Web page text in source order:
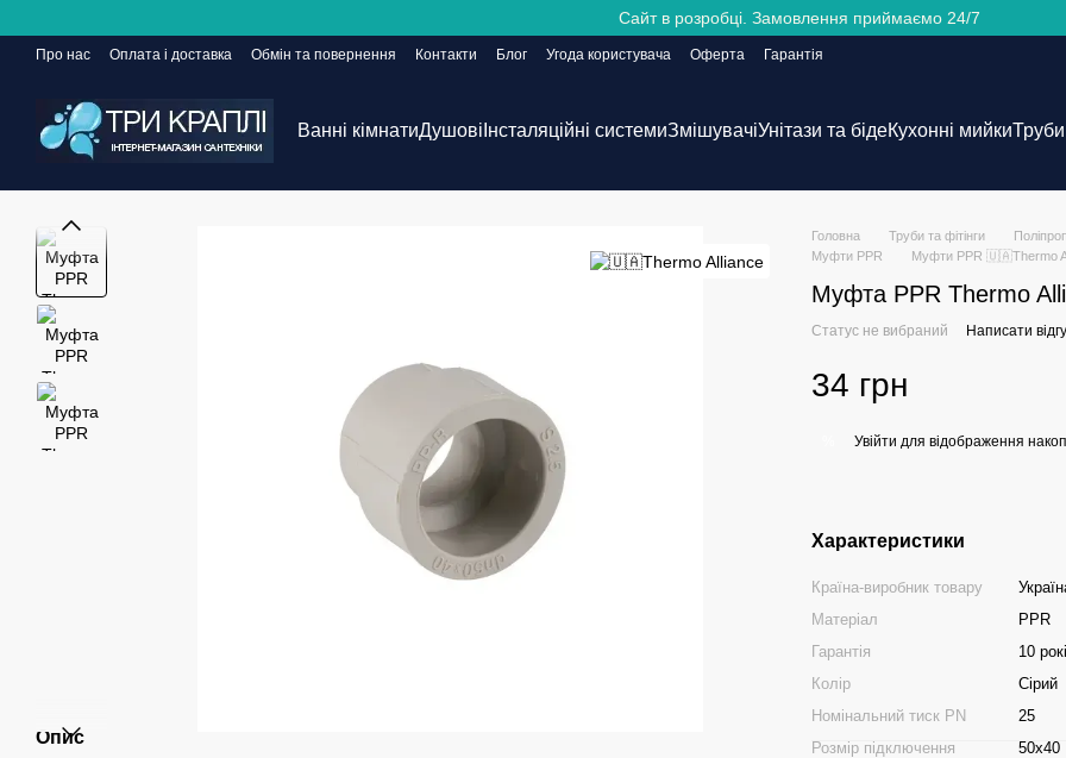
Сайт в розробці. Замовлення приймаємо 24/7
Про нас Оплата і доставка Обмін та повернення Контакти Блог Угода користувача Оферта
Гарантія
Ванні кімнатиДушові Інсталяційні системиЗмішувачіУнітази та бідеКухонні мийкиТруби
Опис
Головна Труби та фітінги
Муфти PPR
Муфти PPR 🇺🇦Thermo
Муфта PPR Thermo
Статус не вибраний Написати
34 грн
Увійти для відображення
Характеристики
Країна-виробник товару
Матеріал
PPR
Гарантія
10
Колір
Сірий
Номінальний тиск PN
25
Розмір підключення
50x40